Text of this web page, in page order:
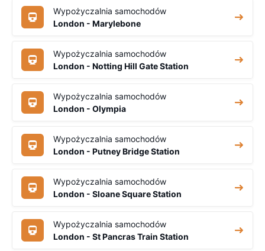
Wypożyczalnia samochodów
London - Marylebone
Wypożyczalnia samochodów
London - Notting Hill Gate Station
Wypożyczalnia samochodów
London - Olympia
Wypożyczalnia samochodów
London - Putney Bridge Station
Wypożyczalnia samochodów
London - Sloane Square Station
Wypożyczalnia samochodów
London - St Pancras Train Station